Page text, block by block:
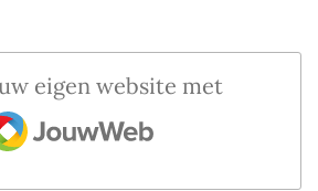
eigen website met